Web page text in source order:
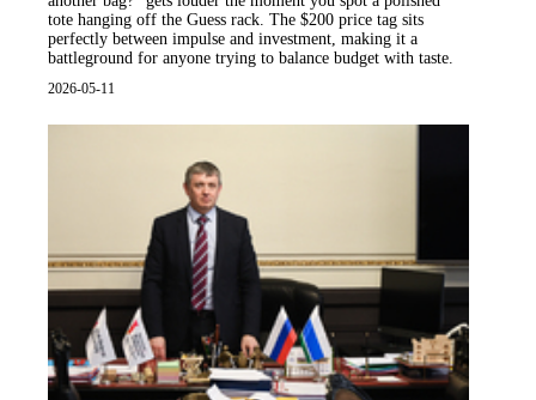
tote hanging off the Guess rack. The $200 price tag sits
perfectly between impulse and investment, making it a
battleground for anyone trying to balance budget with taste.
2026-05-11